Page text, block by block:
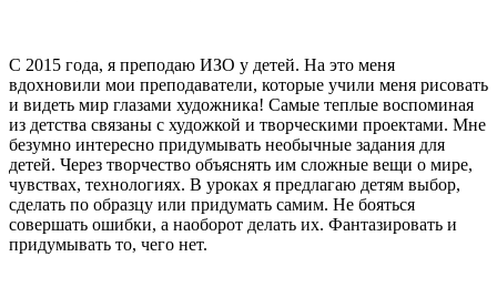
С 2015 года, я преподаю ИЗО у детей. На это меня
вдохновили мои преподаватели, которые учили меня рисовать
и видеть мир глазами художника! Самые теплые воспоминая
из детства связаны с художкой и творческими проектами. Мне
безумно интересно придумывать необычные задания для
детей. Через творчество объяснять им сложные вещи о мире,
чувствах, технологиях. В уроках я предлагаю детям выбор,
сделать по образцу или придумать самим. Не бояться
совершать ошибки, а наоборот делать их. Фантазировать и
придумывать то, чего нет.